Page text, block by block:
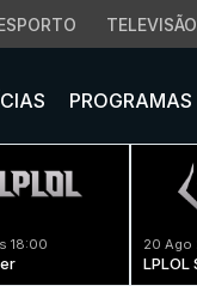
TELEVISÃO
PROGRAMAS
18:00 20 Ago
LPLOL